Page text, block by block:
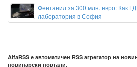
Фентанил за 300 млн. евро: Как
лаборатория в София
AlfaRSS е автоматичен RSS агрегатор на
новинарски портали.